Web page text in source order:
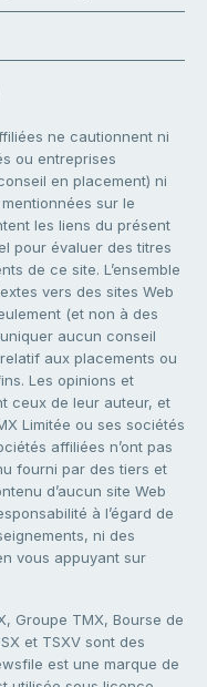
ne cautionnent ni
ou entreprises
en placement) ni
sur le
les liens du présent
pour évaluer des titres
de ce site. L’ensemble
vers des sites Web
(et non à des
aucun conseil
aux placements ou
Les opinions et
ceux de leur auteur, et
Limitée ou ses sociétés
affiliées n’ont pas
fourni par des tiers et
d’aucun site Web
à l’égard de
ni des
vous appuyant sur
Groupe TMX, Bourse de
et TSXV sont des
est une marque de